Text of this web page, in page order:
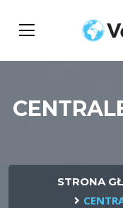
STRONA